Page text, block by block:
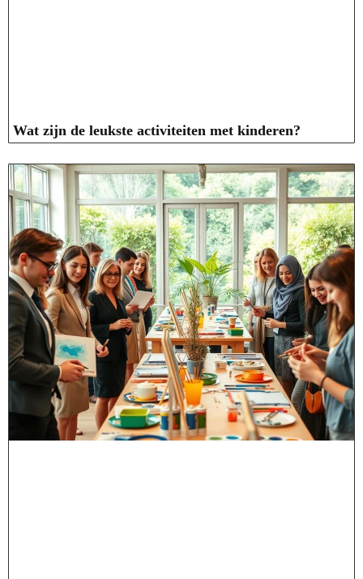
Wat zijn de leukste activiteiten met kinderen?